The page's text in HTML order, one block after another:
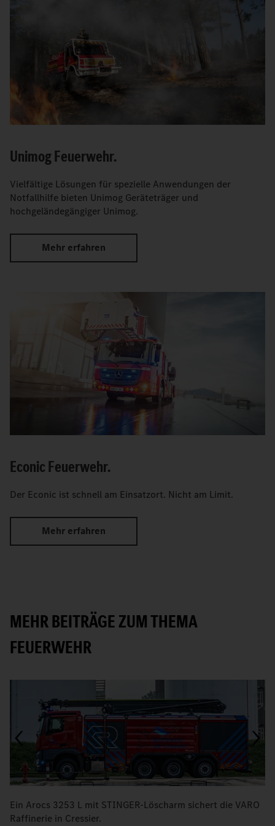
Unimog Feuerwehr.
Vielfältige Lösungen für spezielle Anwendungen der
Notfallhilfe bieten Unimog Geräteträger und
hochgeländegängiger Unimog.
Mehr erfahren
Econic Feuerwehr.
Der Econic ist schnell am Einsatzort. Nicht am Limit.
Mehr erfahren
MEHR BEITRÄGE ZUM THEMA
FEUERWEHR
Ein Arocs 3253 L mit STINGER-Löscharm sichert die VARO
Raffinerie in Cressier.